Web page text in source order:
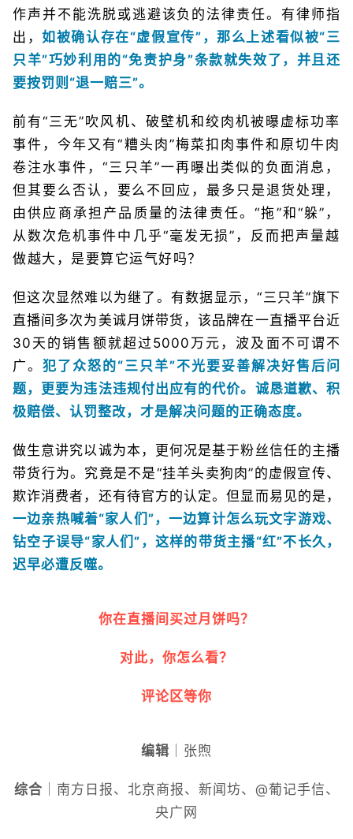
作声并不能洗脱或逃避该负的法律责任。有律师指
出，如被确认存在“虚假宣传”，那么上述看似被“三
只羊”巧妙利用的“免责护身”条款就失效了，并且还
要按罚则“退一赔三”。
前有“三无”吹风机、破壁机和绞肉机被曝虚标功率
事件，今年又有“糟头肉”梅菜扣肉事件和原切牛肉
卷注水事件，“三只羊”一再曝出类似的负面消息，
但其要么否认，要么不回应，最多只是退货处理，
由供应商承担产品质量的法律责任。“拖”和“躲”，
从数次危机事件中几乎“毫发无损”，反而把声量越
做越大，是要算它运气好吗？
但这次显然难以为继了。有数据显示，“三只羊”旗下
直播间多次为美诚月饼带货，该品牌在一直播平台近
30天的销售额就超过5000万元，波及面不可谓不
广。 犯了众怒的“三只羊”不光要妥善解决好售后问
题，更要为违法违规付出应有的代价。诚恳道歉、积
极赔偿、认罚整改，才是解决问题的正确态度。
做生意讲究以诚为本，更何况是基于粉丝信任的主播
带货行为。究竟是不是“挂羊头卖狗肉”的虚假宣传、
欺诈消费者，还有待官方的认定。但显而易见的是，
一边亲热喊着“家人们”，一边算计怎么玩文字游戏、
钻空子误导“家人们”，这样的带货主播“红”不长久，
迟早必遭反噬。
你在直播间买过月饼吗？
对此，你怎么看？
评论区等你
编辑 ｜张煦
综合 ｜南方日报、北京商报、新闻坊、@葡记手信、
央广网